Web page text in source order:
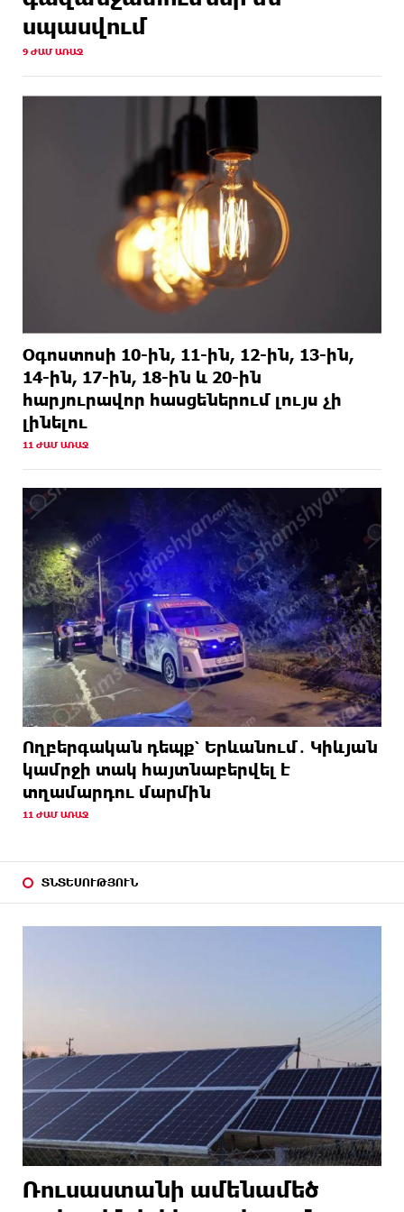
1 ՕՐ
Հայ ուշուիստները 37 մեդալ են նվաճել
միջազգային մրցաշարում
ԱՌԱՋ
Ռուսաստանի և Իրանի դեմ պատժամիջոցների
Երգչուհի Բեյոնսեն ​​4 դատական հայց է
ներկայացրել Թուրքիայում
սպասվում
9 ԺԱՄ ԱՌԱՋ
Օգոստոսի 10-ին, 11-ին, 12-ին, 13-ին,
14-ին, 17-ին, 18-ին և 20-ին
հարյուրավոր հասցեներում լույս չի
լինելու
11 ԺԱՄ ԱՌԱՋ
Ողբերգական դեպք՝ Երևանում․ Կիևյան
կամրջի տակ հայտնաբերվել է
տղամարդու մարմին
11 ԺԱՄ ԱՌԱՋ
ՏՆՏԵՍՈՒԹՅՈՒՆ
Ռուսաստանի ամենամեծ